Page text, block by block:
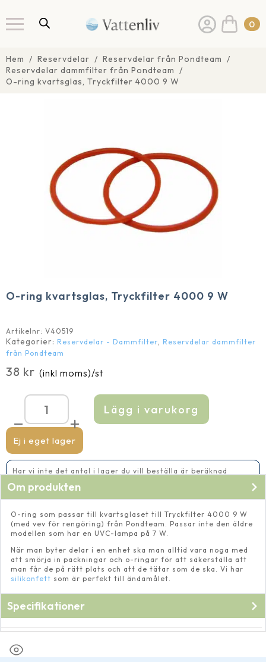
0
Hem Reservdelar
Reservdelar från Pondteam
Reservdelar dammfilter från Pondteam
O-ring kvartsglas, Tryckfilter 4000 9 W
O-ring kvartsglas, Tryckfilter 4000 9 W
Artikelnr: V40519
Kategorier: Reservdelar - Dammfilter, Reservdelar dammfilter
från Pondteam
38 kr (inkl moms)/st
Ej i eget lager
O-
ring
kvartsglas,
Tryckfilter
4000
9
W
mängd
Lägg i varukorg
Har vi inte det antal i lager du vill beställa är beräknad
Om produkten
O-ring som passar till kvartsglaset till Tryckfilter 4000 9 W
(med vev för rengöring) från Pondteam. Passar inte den äldre
modellen som har en UVC-lampa på 7 W.
När man byter delar i en enhet ska man alltid vara noga med
att smörja in packningar och o-ringar för att säkerställa att
man får de på rätt plats och att de tätar som de ska. Vi har
silikonfett som är perfekt till ändamålet.
Specifikationer